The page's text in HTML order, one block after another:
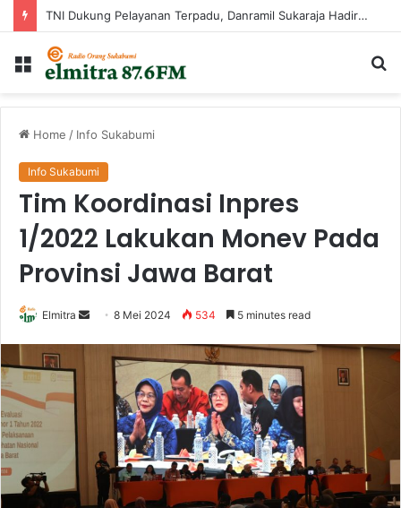
TNI Dukung Pelayanan Terpadu, Danramil Sukaraja Hadiri Rekam E-KTP, Pemeriksaan Mata, dan Bazar UMKM di Bojongsawah
Menu
Home / Info Sukabumi
Info Sukabumi
Tim Koordinasi Inpres
1/2022 Lakukan Monev Pada
Provinsi Jawa Barat
Elmitra
Send
email
8 Mei 2024 534 5 minutes read